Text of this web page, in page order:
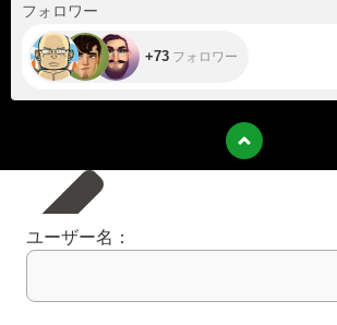
フォロワー
+73 フォロワー
ユーザー名：